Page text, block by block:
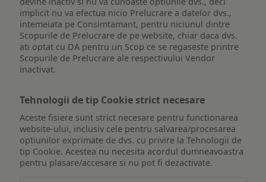
implicit nu va efectua nicio Prelucrare a datelor dvs.,
intemeiata pe Consimtamant, pentru niciunul dintre
Scopurile de Prelucrare de pe website, chiar daca dvs.
ati optat cu DA pentru un Scop ce se regaseste printre
Scopurile de Prelucrare ale respectivului Vendor
inactivat.
Tehnologii de tip Cookie strict necesare
Aceste fisiere sunt strict necesare pentru functionarea
website-ului, inclusiv cele pentru salvarea/procesarea
optiunilor exprimate de dvs. cu privire la Tehnologii de
tip Cookie. Acestea nu necesita acordul dumneavoastra
pentru plasare/accesare si nu pot fi dezactivate.